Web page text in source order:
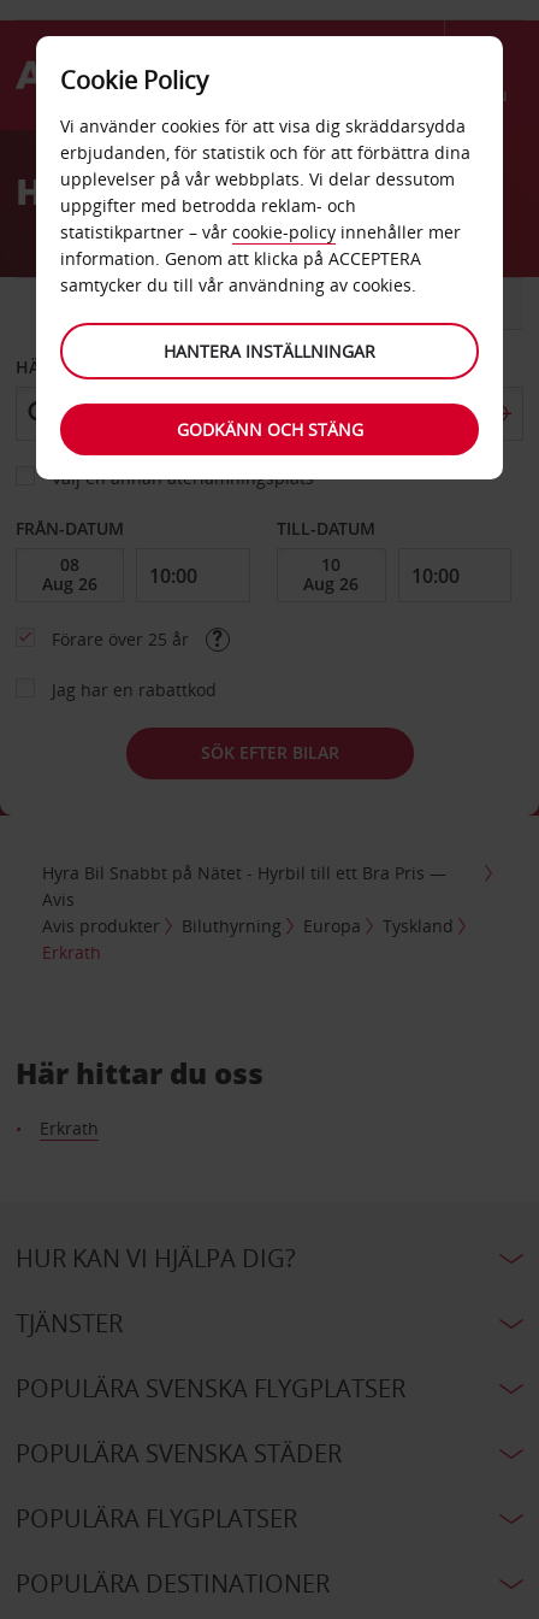
Menu
AvisHyrbil Erkrath
BIL
HÄMTA FRÅN
Välj en annan återlämningsplats
FRÅN-DATUM TILL-DATUM
Förare över 25 år
Jag har en rabattkod
SÖK EFTER BILAR
Hyra Bil Snabbt på Nätet - Hyrbil till ett Bra Pris —
Avis
Avis produkter
Biluthyrning Europa
Tyskland
Erkrath
Här hittar du oss
Erkrath
HUR KAN VI HJÄLPA DIG?
TJÄNSTER
POPULÄRA SVENSKA FLYGPLATSER
POPULÄRA SVENSKA STÄDER
POPULÄRA FLYGPLATSER
POPULÄRA DESTINATIONER
Cookie Policy
Vi använder cookies för att visa dig skräddarsydda
erbjudanden, för statistik och för att förbättra dina
upplevelser på vår webbplats. Vi delar dessutom
uppgifter med betrodda reklam- och
statistikpartner – vår cookie-policy innehåller mer
information. Genom att klicka på ACCEPTERA
samtycker du till vår användning av cookies.
HANTERA INSTÄLLNINGAR
GODKÄNN OCH STÄNG